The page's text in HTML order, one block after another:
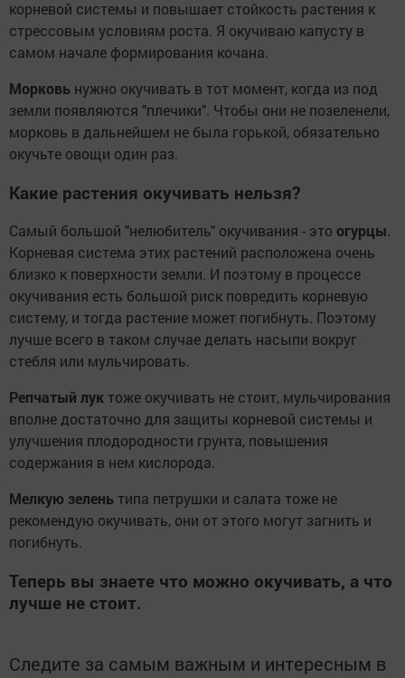
корневой системы и повышает стойкость растения к
стрессовым условиям роста. Я окучиваю капусту в
самом начале формирования кочана.
Морковь нужно окучивать в тот момент, когда из под
земли появляются "плечики". Чтобы они не позеленели,
морковь в дальнейшем не была горькой, обязательно
окучьте овощи один раз.
Какие растения окучивать нельзя?
Самый большой "нелюбитель" окучивания - это огурцы.
Корневая система этих растений расположена очень
близко к поверхности земли. И поэтому в процессе
окучивания есть большой риск повредить корневую
систему, и тогда растение может погибнуть. Поэтому
лучше всего в таком случае делать насыпи вокруг
стебля или мульчировать.
Репчатый луктоже окучивать не стоит, мульчирования
вполне достаточно для защиты корневой системы и
улучшения плодородности грунта, повышения
содержания в нем кислорода.
Мелкую зеленьтипа петрушки и салата тоже не
рекомендую окучивать, они от этого могут загнить и
погибнуть.
Теперь вы знаете что можно окучивать, а что
лучше не стоит.
Следите за самым важным и интересным в